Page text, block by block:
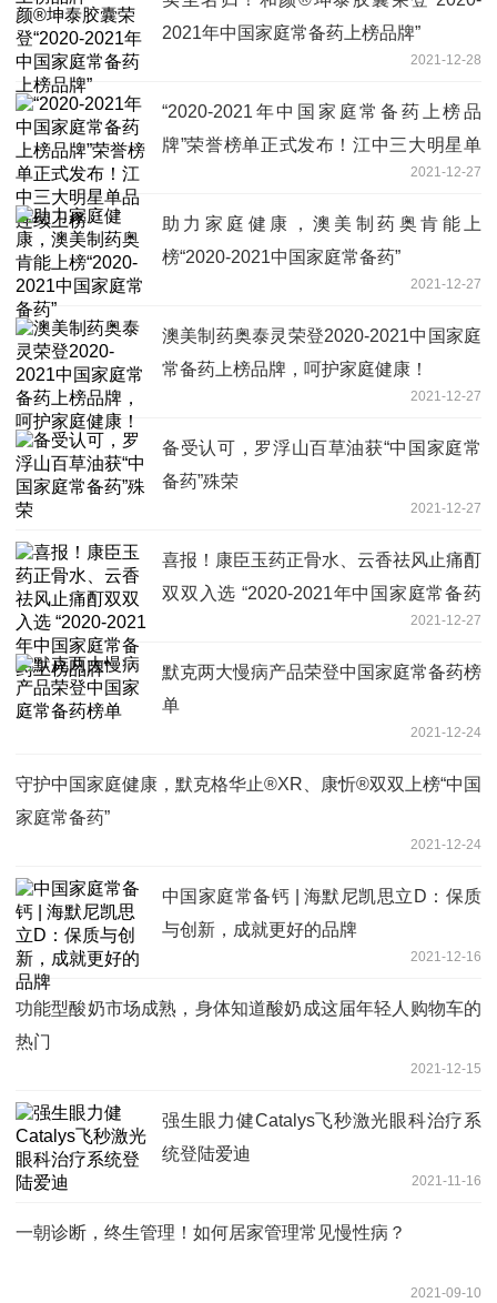
2021年中国家庭常备药上榜品牌”
2021-12-28
“2020-2021年中国家庭常备药上榜品
牌”荣誉榜单正式发布！江中三大明星单
2021-12-27
助力家庭健康，澳美制药奥肯能上
榜“2020-2021中国家庭常备药”
2021-12-27
澳美制药奥泰灵荣登2020-2021中国家庭
常备药上榜品牌，呵护家庭健康！
2021-12-27
备受认可，罗浮山百草油获“中国家庭常
备药”殊荣
2021-12-27
喜报！康臣玉药正骨水、云香祛风止痛酊
双双入选 “2020-2021年中国家庭常备药
2021-12-27
默克两大慢病产品荣登中国家庭常备药榜
单
2021-12-24
守护中国家庭健康，默克格华止®XR、康忻®双双上榜“中国
家庭常备药”
2021-12-24
中国家庭常备钙 | 海默尼凯思立D：保质
与创新，成就更好的品牌
2021-12-16
功能型酸奶市场成熟，身体知道酸奶成这届年轻人购物车的
热门
2021-12-15
强生眼力健Catalys飞秒激光眼科治疗系
统登陆爱迪
2021-11-16
一朝诊断，终生管理！如何居家管理常见慢性病？
2021-09-10